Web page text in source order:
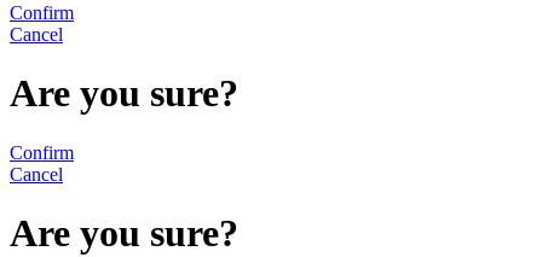
Confirm
Cancel
Are you sure?
Confirm
Cancel
Are you sure?